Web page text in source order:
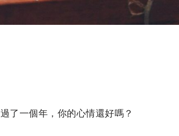
過了一個年，你的心情還好嗎？